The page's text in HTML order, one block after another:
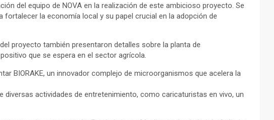
del equipo de NOVA en la realización de este ambicioso proyecto. Se
fortalecer la economía local y su papel crucial en la adopción de
proyecto también presentaron detalles sobre la planta de
que se espera en el sector agrícola.
BIORAKE, un innovador complejo de microorganismos que acelera la
actividades de entretenimiento, como caricaturistas en vivo, un